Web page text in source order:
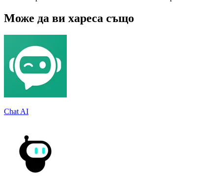
Може да ви хареса също
Chat AI